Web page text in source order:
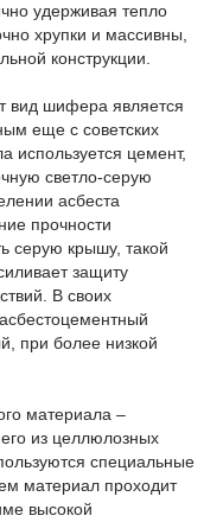
удерживая тепло
хрупки и массивны,
конструкции.
вид шифера является
еще с советских
используется цемент,
светло-серую
асбеста
прочности
серую крышу, такой
защиту
В своих
при более низкой
материала –
из целлюлозных
специальные
материал проходит
высокой